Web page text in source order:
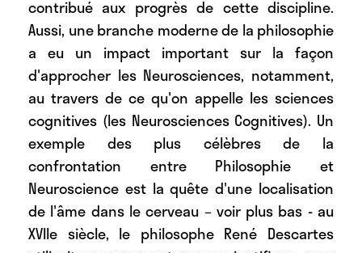
contribué aux progrès de cette discipline.
Aussi, une branche moderne de la philosophie
a eu un impact important sur la façon
d'approcher les Neurosciences, notamment,
au travers de ce qu'on appelle les sciences
cognitives (les Neurosciences Cognitives). Un
exemple des plus célèbres de la
confrontation entre Philosophie et
Neuroscience est la quête d'une localisation
de l'âme dans le cerveau – voir plus bas - au
XVIIe siècle, le philosophe René Descartes